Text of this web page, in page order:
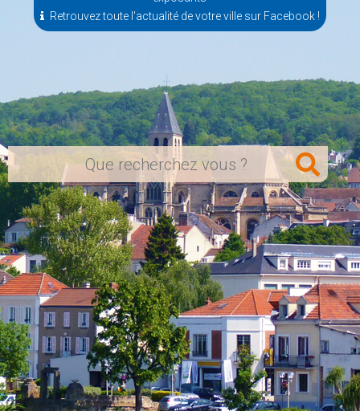
Retrouvez toute l'actualité de votre ville sur Facebook !
Rechercher
sur
le
site